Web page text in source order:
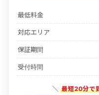
最低料金
対応エリア
保証期間
受付時間
＼ 最短20分で